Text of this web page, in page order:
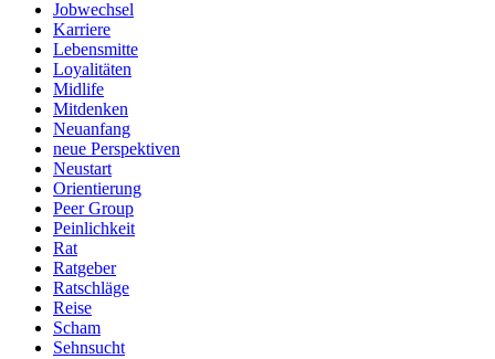
Jobwechsel
Karriere
Lebensmitte
Loyalitäten
Midlife
Mitdenken
Neuanfang
neue Perspektiven
Neustart
Orientierung
Peer Group
Peinlichkeit
Rat
Ratgeber
Ratschläge
Reise
Scham
Sehnsucht